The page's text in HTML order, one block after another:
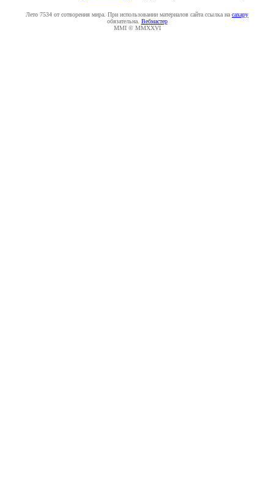
Лето 7534 от сотворения мира. При использовании материалов сайта ссылка на caxapу
обязательна. Вебмастер
MMI © MMXXVI